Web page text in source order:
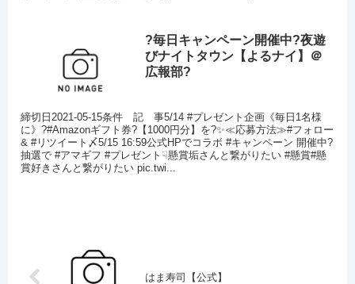
?毎日キャンペーン開催中?夜遊
びナイトタウン【よるナイ】＠
広報部?
締切日2021-05-15条件 記 事5/14 #プレゼント企画《毎日1名様
に》?#Amazonギフト券?【1000円分】を?✨≪応募方法≫#フォロー
& #リツイート〆5/15 16:59公式HPでコラボ #キャンペーン 開催中?
抽選で #アマギフ #プレゼント☟懸賞垢さんと繋がりたい #懸賞#懸
賞好きさんと繋がりたい pic.twi...
はま寿司【公式】